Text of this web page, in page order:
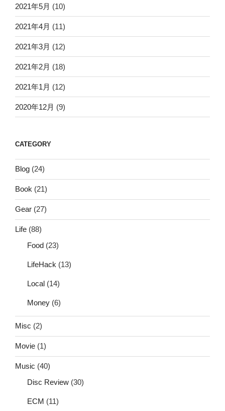
2021年5月 (10)
2021年4月 (11)
2021年3月 (12)
2021年2月 (18)
2021年1月 (12)
2020年12月 (9)
CATEGORY
Blog (24)
Book (21)
Gear (27)
Life (88)
Food (23)
LifeHack (13)
Local (14)
Money (6)
Misc (2)
Movie (1)
Music (40)
Disc Review (30)
ECM (11)